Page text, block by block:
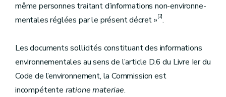
même personnes traitant d’informations non-environne-
mentales réglées par le présent décret »[2].
Les documents sollicités constituant des informations
environnementales au sens de l’article D.6 du Livre Ier du
Code de l’environnement, la Commission est
incompétente ratione materiae.